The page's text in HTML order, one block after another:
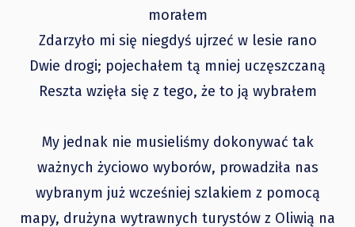
morałem
Zdarzyło mi się niegdyś ujrzeć w lesie rano
Dwie drogi; pojechałem tą mniej uczęszczaną
Reszta wzięła się z tego, że to ją wybrałem
My jednak nie musieliśmy dokonywać tak
ważnych życiowo wyborów, prowadziła nas
wybranym już wcześniej szlakiem z pomocą
mapy, drużyna wytrawnych turystów z Oliwią na